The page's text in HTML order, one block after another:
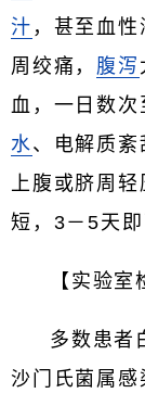
汁 ，甚至血
周绞痛， 腹泻
血，一日数
水、电解质
上腹或脐周轻
短，3－5天即
【实验室
多数患者
沙门氏菌属